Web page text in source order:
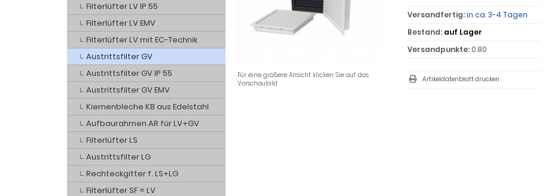
Für eine größere Ansicht klicken Sie auf das
Vorschaubild
Versandfertig:in ca. 3-4 Tagen
Bestand: auf Lager
Versandpunkte:0.80
Artikeldatenblatt drucken
Filterlüfter LV IP 55
Filterlüfter LV EMV
Filterlüfter LV mit EC-Technik
Austrittsfilter GV
Austrittsfilter GV IP 55
Austrittsfilter GV EMV
Kiemenbleche KB aus Edelstahl
Aufbaurahmen AR für LV+GV
Filterlüfter LS
Austrittsfilter LG
Rechteckgitter f. LS+LG
Filterlüfter SF = LV